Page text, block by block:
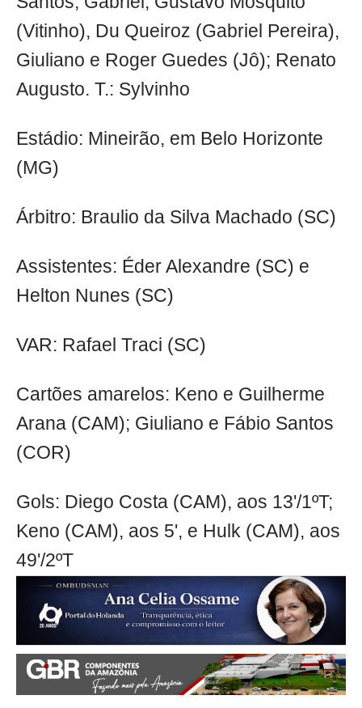
(Vitinho), Du Queiroz (Gabriel Pereira),
Giuliano e Roger Guedes (Jô); Renato
Augusto. T.: Sylvinho
Estádio: Mineirão, em Belo Horizonte
(MG)
Árbitro: Braulio da Silva Machado (SC)
Assistentes: Éder Alexandre (SC) e
Helton Nunes (SC)
VAR: Rafael Traci (SC)
Cartões amarelos: Keno e Guilherme
Arana (CAM); Giuliano e Fábio Santos
(COR)
Gols: Diego Costa (CAM), aos 13'/1ºT;
Keno (CAM), aos 5', e Hulk (CAM), aos
49'/2ºT